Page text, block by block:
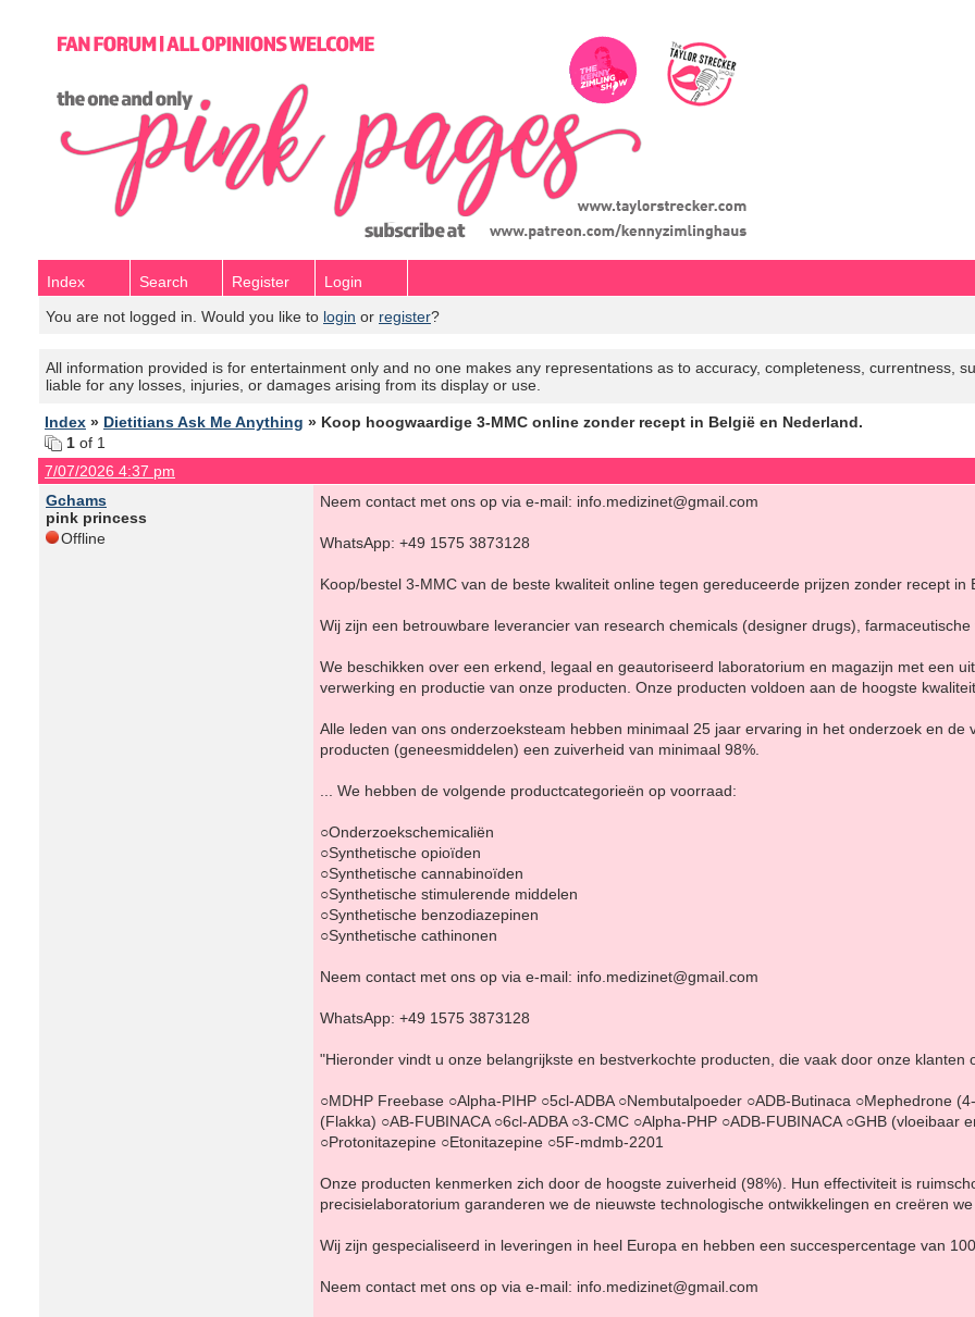
Index Search Register
Login
You are not logged in. Would you like to login or register?
All information provided is for entertainment only and no one makes any representations as to accuracy, completeness, currentness,
liable for any losses, injuries, or damages arising from its display or use.
Index » Dietitians Ask Me Anything » Koop hoogwaardige 3-MMC online zonder recept in België en Nederland.
1 of 1
7/07/2026 4:37 pm
Gchams
pink princess
Offline
Neem contact met ons op via e-mail: info.medizinet@gmail.com
WhatsApp: +49 1575 3873128
Koop/bestel 3-MMC van de beste kwaliteit online tegen gereduceerde prijzen zonder recept in
Wij zijn een betrouwbare leverancier van research chemicals (designer drugs),
We beschikken over een erkend, legaal en geautoriseerd laboratorium en magazijn met een
verwerking en productie van onze producten. Onze producten voldoen aan de hoogste
Alle leden van ons onderzoeksteam hebben minimaal 25 jaar ervaring in het onderzoek en
producten (geneesmiddelen) een zuiverheid van minimaal 98%.
... We hebben de volgende productcategorieën op voorraad:
○Onderzoekschemicaliën
○Synthetische opioïden
○Synthetische cannabinoïden
○Synthetische stimulerende middelen
○Synthetische benzodiazepinen
○Synthetische cathinonen
Neem contact met ons op via e-mail: info.medizinet@gmail.com
WhatsApp: +49 1575 3873128
"Hieronder vindt u onze belangrijkste en bestverkochte producten, die vaak door onze klanten
○MDHP Freebase ○Alpha-PIHP ○5cl-ADBA ○Nembutalpoeder ○ADB-Butinaca ○Mephedrone
(Flakka) ○AB-FUBINACA ○6cl-ADBA ○3-CMC ○Alpha-PHP ○ADB-FUBINACA ○GHB
○Protonitazepine ○Etonitazepine ○5F-mdmb-2201
Onze producten kenmerken zich door de hoogste zuiverheid (98%). Hun effectiviteit is
precisielaboratorium garanderen we de nieuwste technologische ontwikkelingen en creëren
Wij zijn gespecialiseerd in leveringen in heel Europa en hebben een succespercentage van
Neem contact met ons op via e-mail: info.medizinet@gmail.com